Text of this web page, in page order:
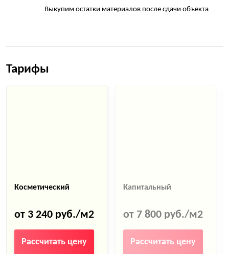
Выкупим остатки материалов после сдачи объекта
Тарифы
Косметический
от 3 240 руб./м2
Рассчитать цену
Капитальный
от 7 800 руб./м2
Рассчитать цену